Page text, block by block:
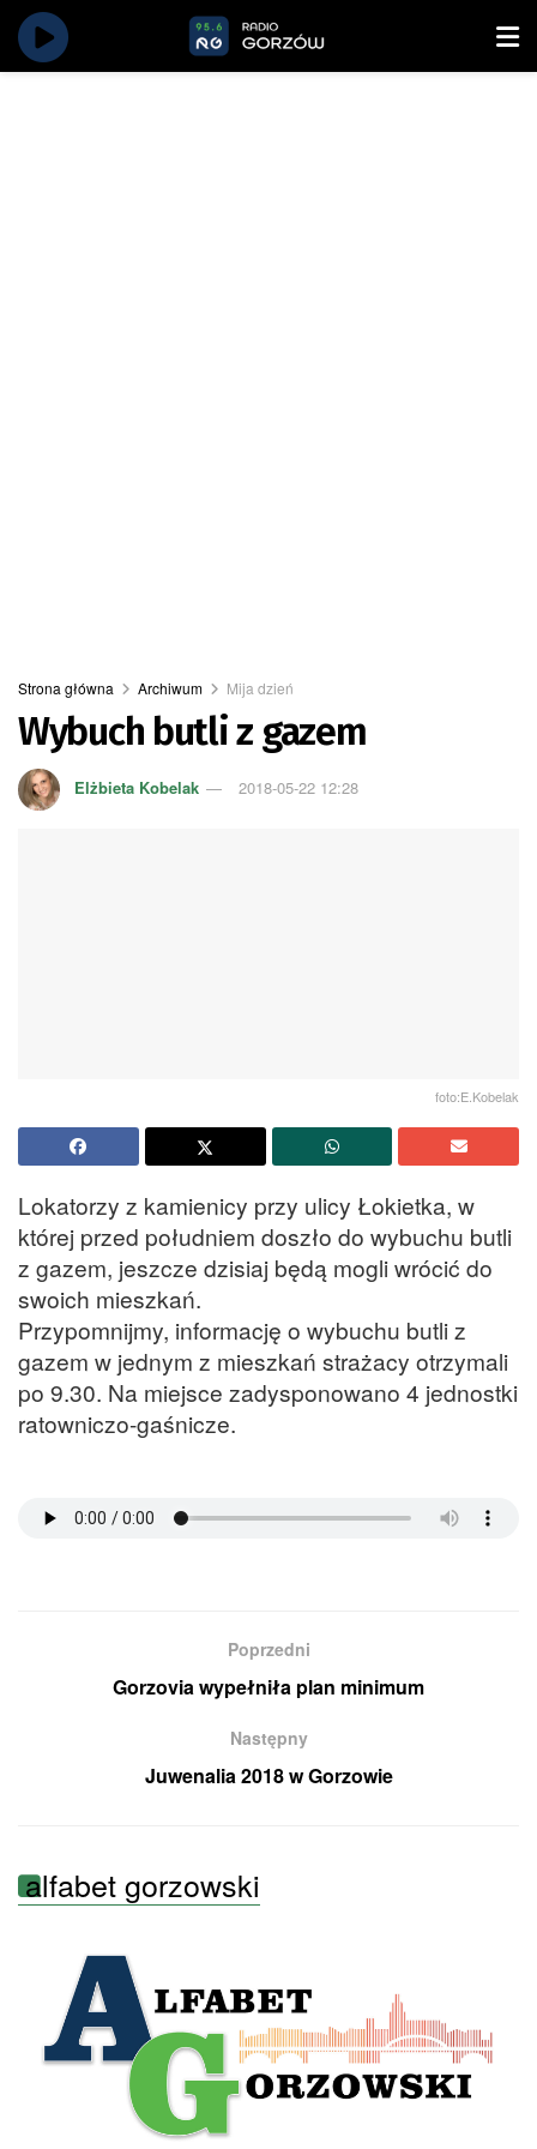
Strona główna Archiwum Mija dzień
Wybuch butli z gazem
Elżbieta Kobelak 2018-05-22 12:28
foto:E.Kobelak
Lokatorzy z kamienicy przy ulicy Łokietka, w
której przed południem doszło do wybuchu butli
z gazem, jeszcze dzisiaj będą mogli wrócić do
swoich mieszkań.
Przypomnijmy, informację o wybuchu butli z
gazem w jednym z mieszkań strażacy otrzymali
po 9.30. Na miejsce zadysponowano 4 jednostki
ratowniczo-gaśnicze.
Poprzedni
Gorzovia wypełniła plan minimum
Następny
Juwenalia 2018 w Gorzowie
alfabet gorzowski